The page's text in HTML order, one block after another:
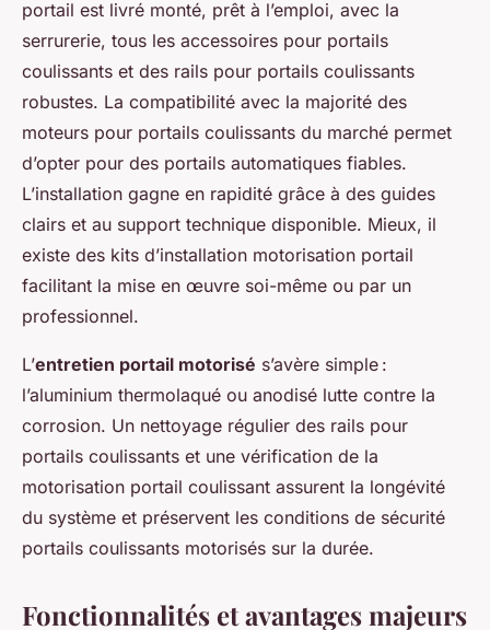
portail est livré monté, prêt à l’emploi, avec la
serrurerie, tous les accessoires pour portails
coulissants et des rails pour portails coulissants
robustes. La compatibilité avec la majorité des
moteurs pour portails coulissants du marché permet
d’opter pour des portails automatiques fiables.
L’installation gagne en rapidité grâce à des guides
clairs et au support technique disponible. Mieux, il
existe des kits d’installation motorisation portail
facilitant la mise en œuvre soi-même ou par un
professionnel.
L’entretien portail motorisé s’avère simple :
l’aluminium thermolaqué ou anodisé lutte contre la
corrosion. Un nettoyage régulier des rails pour
portails coulissants et une vérification de la
motorisation portail coulissant assurent la longévité
du système et préservent les conditions de sécurité
portails coulissants motorisés sur la durée.
Fonctionnalités et avantages majeurs